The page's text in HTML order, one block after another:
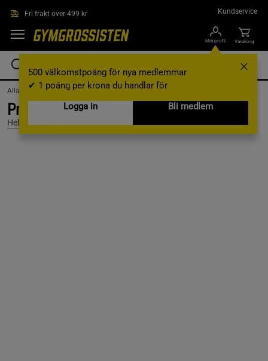
Fri frakt över 499 kr Kundservice
Min profil
500 välkomstpoäng för nya medlemmar
✔ 1 poäng per krona du handlar för
Logga in
Bli medlem
Varukorg
AllaVarumärken /Helhetshälsa
Probioplex 90 kapslar
Helhetshälsa